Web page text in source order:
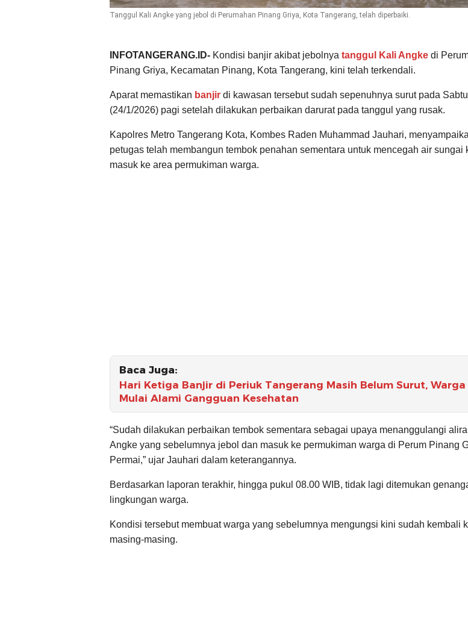
Tanggul Kali Angke yang jebol di Perumahan Pinang Griya, Kota Tangerang, telah diperbaiki.
INFOTANGERANG.ID- Kondisi banjir akibat jebolnya tanggul Kali Angke di
Pinang Griya, Kecamatan Pinang, Kota Tangerang, kini telah terkendali.
Aparat memastikan banjir di kawasan tersebut sudah sepenuhnya surut pada Sabtu
(24/1/2026) pagi setelah dilakukan perbaikan darurat pada tanggul yang rusak.
Kapolres Metro Tangerang Kota, Kombes Raden Muhammad Jauhari,
petugas telah membangun tembok penahan sementara untuk mencegah air sungai
masuk ke area permukiman warga.
Baca Juga:
Hari Ketiga Banjir di Periuk Tangerang Masih Belum Surut, Warga
Mulai Alami Gangguan Kesehatan
“Sudah dilakukan perbaikan tembok sementara sebagai upaya menanggulangi
Angke yang sebelumnya jebol dan masuk ke permukiman warga di Perum Pinang
Permai,” ujar Jauhari dalam keterangannya.
Berdasarkan laporan terakhir, hingga pukul 08.00 WIB, tidak lagi ditemukan
lingkungan warga.
Kondisi tersebut membuat warga yang sebelumnya mengungsi kini sudah kembali
masing-masing.